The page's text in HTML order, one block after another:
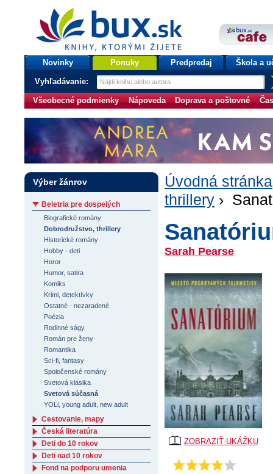
bux.sk
knihy, ktorými žijete
Úvodná stránka
Novinky Ponuky Predpredaj Škola a
Vyhľadávanie:
Všeobecné podmienky Nápoveda Doprava a poštovné
Úvodná stránka
thrillery ›
Sarah Pearse
ZOBRAZIŤ UKÁŽKU
Priemer:
4.0
Výber žánrov
Beletria pre dospelých
Biografické romány
Dobrodružstvo, thrillery
Historické romány
Hobby - deti
Horor
Humor, satira
Komiks
Krimi, detektívky
Ostatné - nezaradené
Poézia
Rodinné ságy
Román pre ženy
Romantika
Sci-fi, fantasy
Spoločenské romány
Svetová klasika
Svetová súčasná
YOLi, young adult, new adult
Cestovanie, mapy
Česká literatúra
Deti do 10 rokov
Deti nad 10 rokov
Fond na podporu umenia